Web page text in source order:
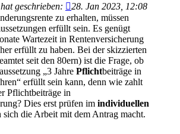
hat geschrieben:
28. Jan 2023, 12:08
zu erhalten, müssen
erfüllt sein. Es genügt
Wartezeit in Rentenversicherung
erfüllt zu haben. Bei der skizzierten
seit den 80ern) ist die Frage, ob
„3 Jahre Pflichtbeiträge in
erfüllt sein kann, denn wie zahlt
Pflichtbeiträge in
Dies erst prüfen im individuellen
sich die Arbeit mit dem Antrag macht.